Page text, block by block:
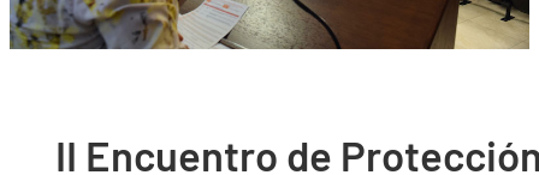
II Encuentro de